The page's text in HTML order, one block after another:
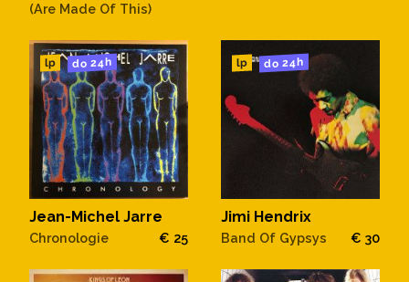
(Are Made Of This)
lp do 24h
Jean-Michel Jarre
Chronologie € 25
lp do 24h
Jimi Hendrix
Band Of Gypsys € 30